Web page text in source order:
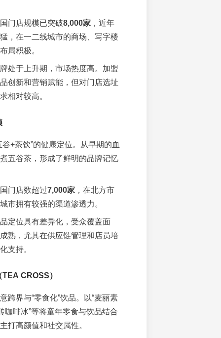
门店规模已突破8,000家，近年
，在一二线城市的商场、写字楼
局积极。
处于上升期，市场热度高。加盟
创新和营销赋能，但对门店选址
相对较高。
谷+茶饮”的健康定位。从早期的血
五谷茶，形成了鲜明的品牌记忆
门店数超过7,000家，在北方市
市拥有较强的渠道渗透力。
定位具有差异化，受众覆盖面
熟，尤其在供应链管理和店员培
支持。
CROSS）
跨界与“零食化”饮品。以“麦丽素
咖啡冰”等将童年零食与饮品结合
打高颜值和社交属性。